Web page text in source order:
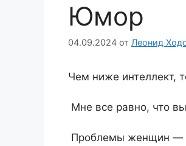
Юмор
04.09.2024 от Леонид
Чем ниже интеллект,
Мне все равно, что
Проблемы женщин —